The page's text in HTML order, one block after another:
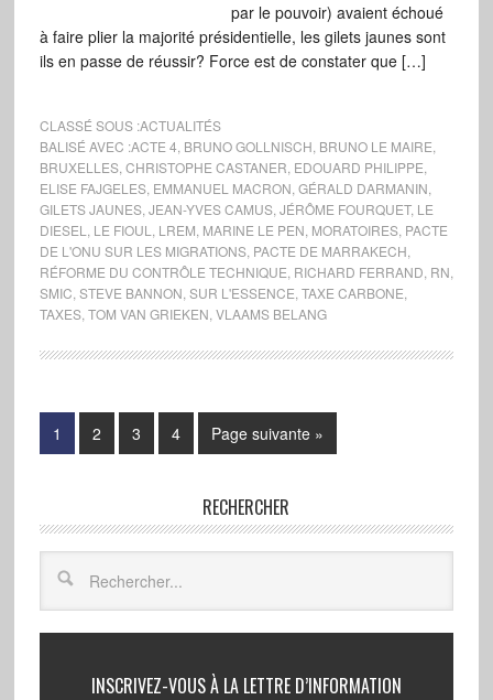
par le pouvoir) avaient échoué
à faire plier la majorité présidentielle, les gilets jaunes sont
ils en passe de réussir? Force est de constater que […]
CLASSÉ SOUS :ACTUALITÉS
BALISÉ AVEC :ACTE 4 BRUNO GOLLNISCH BRUNO LE MAIRE
BRUXELLES, CHRISTOPHE CASTANER EDOUARD PHILIPPE
ELISE FAJGELES, EMMANUEL MACRON GÉRALD DARMANIN
GILETS JAUNES, JEAN-YVES CAMUS, JÉRÔME FOURQUET, LE
DIESEL
LE FIOUL LREM MARINE LE PEN MORATOIRES, PACTE
DE L'ONU SUR LES MIGRATIONS, PACTE DE MARRAKECH
RÉFORME DU CONTRÔLE TECHNIQUE RICHARD FERRAND RN
SMIC STEVE BANNON SUR L'ESSENCE TAXE CARBONE
TAXES, TOM VAN GRIEKEN VLAAMS BELANG
1 2 3 4 Page suivante »
RECHERCHER
INSCRIVEZ-VOUS À LA LETTRE D’INFORMATION